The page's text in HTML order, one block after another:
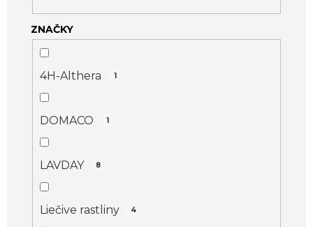
ZNAČKY
4H-Althera 1
DOMACO 1
LAVDAY 8
Liečive rastliny 4